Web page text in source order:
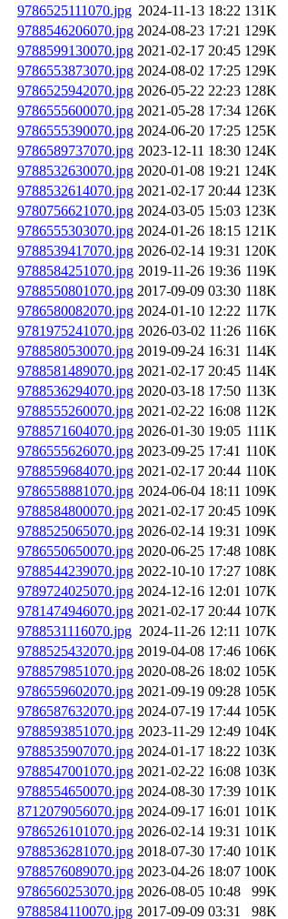
9786525111070.jpg 2024-11-13 18:22 131K
9788546206070.jpg 2024-08-23 17:21 129K
9788599130070.jpg 2021-02-17 20:45 129K
9786553873070.jpg 2024-08-02 17:25 129K
9786525942070.jpg 2026-05-22 22:23 128K
9786555600070.jpg 2021-05-28 17:34 126K
9786555390070.jpg 2024-06-20 17:25 125K
9786589737070.jpg 2023-12-11 18:30 124K
9788532630070.jpg 2020-01-08 19:21 124K
9788532614070.jpg 2021-02-17 20:44 123K
9780756621070.jpg 2024-03-05 15:03 123K
9786555303070.jpg 2024-01-26 18:15 121K
9788539417070.jpg 2026-02-14 19:31 120K
9788584251070.jpg 2019-11-26 19:36 119K
9788550801070.jpg 2017-09-09 03:30 118K
9786580082070.jpg 2024-01-10 12:22 117K
9781975241070.jpg 2026-03-02 11:26 116K
9788580530070.jpg 2019-09-24 16:31 114K
9788581489070.jpg 2021-02-17 20:45 114K
9788536294070.jpg 2020-03-18 17:50 113K
9788555260070.jpg 2021-02-22 16:08 112K
9788571604070.jpg 2026-01-30 19:05 111K
9786555626070.jpg 2023-09-25 17:41 110K
9788559684070.jpg 2021-02-17 20:44 110K
9786558881070.jpg 2024-06-04 18:11 109K
9788584800070.jpg 2021-02-17 20:45 109K
9788525065070.jpg 2026-02-14 19:31 109K
9786550650070.jpg 2020-06-25 17:48 108K
9788544239070.jpg 2022-10-10 17:27 108K
9789724025070.jpg 2024-12-16 12:01 107K
9781474946070.jpg 2021-02-17 20:44 107K
9788531116070.jpg 2024-11-26 12:11 107K
9788525432070.jpg 2019-04-08 17:46 106K
9788579851070.jpg 2020-08-26 18:02 105K
9786559602070.jpg 2021-09-19 09:28 105K
9786587632070.jpg 2024-07-19 17:44 105K
9788593851070.jpg 2023-11-29 12:49 104K
9788535907070.jpg 2024-01-17 18:22 103K
9788547001070.jpg 2021-02-22 16:08 103K
9788554650070.jpg 2024-08-30 17:39 101K
8712079056070.jpg 2024-09-17 16:01 101K
9786526101070.jpg 2026-02-14 19:31 101K
9788536281070.jpg 2018-07-30 17:40 101K
9788576089070.jpg 2023-04-26 18:07 100K
9786560253070.jpg 2026-08-05 10:48
99K
9788584110070.jpg 2017-09-09 03:31
98K